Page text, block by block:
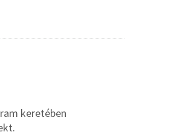
keretében